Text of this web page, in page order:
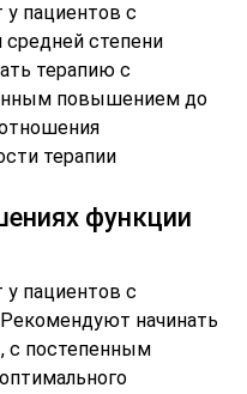
пациентов с
степени
терапию с
повышением до
терапии
функции
пациентов с
начинать
с постепенным